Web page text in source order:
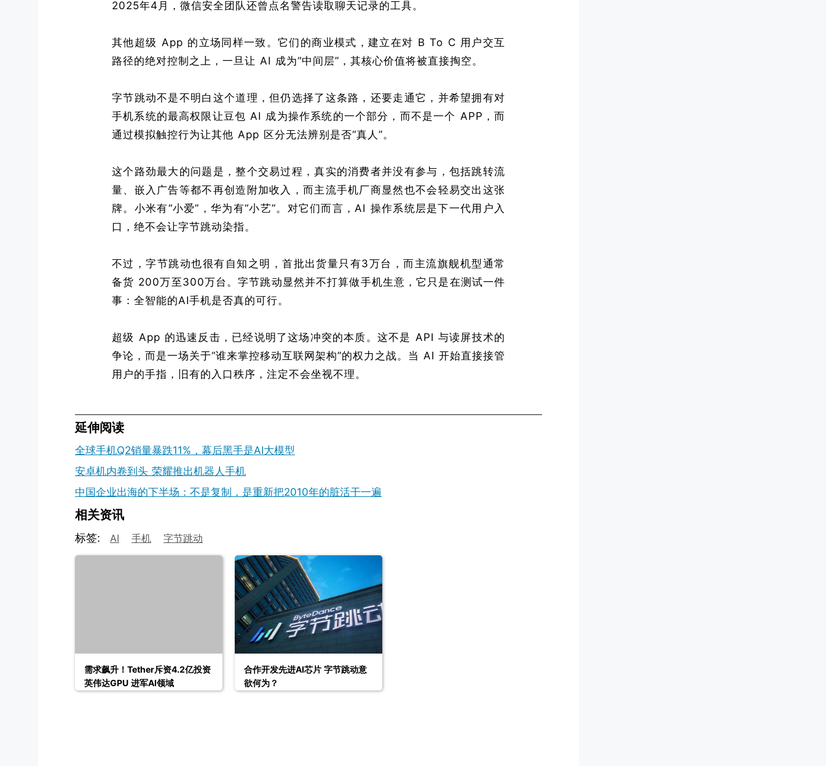
2025年4月，微信安全团队还曾点名警告读取聊天记录的工具。
其他超级 App 的立场同样一致。它们的商业模式，建立在对 B To C 用户交互
路径的绝对控制之上，一旦让 AI 成为“中间层”，其核心价值将被直接掏空。
字节跳动不是不明白这个道理，但仍选择了这条路，还要走通它，并希望拥有对
手机系统的最高权限让豆包 AI 成为操作系统的一个部分，而不是一个 APP，而
通过模拟触控行为让其他 App 区分无法辨别是否“真人”。
这个路劲最大的问题是，整个交易过程，真实的消费者并没有参与，包括跳转流
量、嵌入广告等都不再创造附加收入，而主流手机厂商显然也不会轻易交出这张
牌。小米有“小爱”，华为有“小艺”。对它们而言，AI 操作系统层是下一代用户入
口，绝不会让字节跳动染指。
不过，字节跳动也很有自知之明，首批出货量只有3万台，而主流旗舰机型通常
备货 200万至300万台。字节跳动显然并不打算做手机生意，它只是在测试一件
事：全智能的AI手机是否真的可行。
超级 App 的迅速反击，已经说明了这场冲突的本质。这不是 API 与读屏技术的
争论，而是一场关于“谁来掌控移动互联网架构”的权力之战。当 AI 开始直接接管
用户的手指，旧有的入口秩序，注定不会坐视不理。
延伸阅读
全球手机Q2销量暴跌11%，幕后黑手是AI大模型
安卓机内卷到头 荣耀推出机器人手机
中国企业出海的下半场：不是复制，是重新把2010年的脏活干一遍
相关资讯
标签: AI 手机 字节跳动
需求飙升！Tether斥资4.2亿投资
英伟达GPU 进军AI领域
合作开发先进AI芯片 字节跳动意
欲何为？